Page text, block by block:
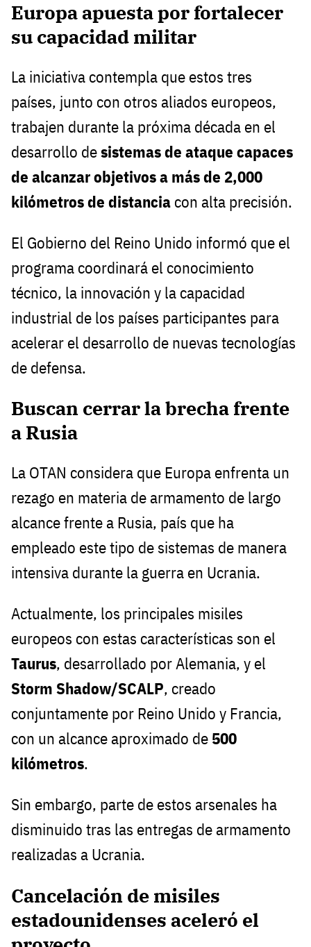
Europa apuesta por fortalecer
su capacidad militar
La iniciativa contempla que estos tres
países, junto con otros aliados europeos,
trabajen durante la próxima década en el
desarrollo desistemas de ataque capaces
de alcanzar objetivos a más de 2,000
kilómetros de distancia con alta precisión.
El Gobierno del Reino Unido informó que el
programa coordinará el conocimiento
técnico, la innovación y la capacidad
industrial de los países participantes para
acelerar el desarrollo de nuevas tecnologías
de defensa.
Buscan cerrar la brecha frente
a Rusia
La OTAN considera que Europa enfrenta un
rezago en materia de armamento de largo
alcance frente a Rusia, país que ha
empleado este tipo de sistemas de manera
intensiva durante la guerra en Ucrania.
Actualmente, los principales misiles
europeos con estas características son el
Taurus, desarrollado por Alemania, y el
Storm Shadow/SCALP, creado
conjuntamente por Reino Unido y Francia,
con un alcance aproximado de 500
kilómetros.
Sin embargo, parte de estos arsenales ha
disminuido tras las entregas de armamento
realizadas a Ucrania.
Cancelación de misiles
estadounidenses aceleró el